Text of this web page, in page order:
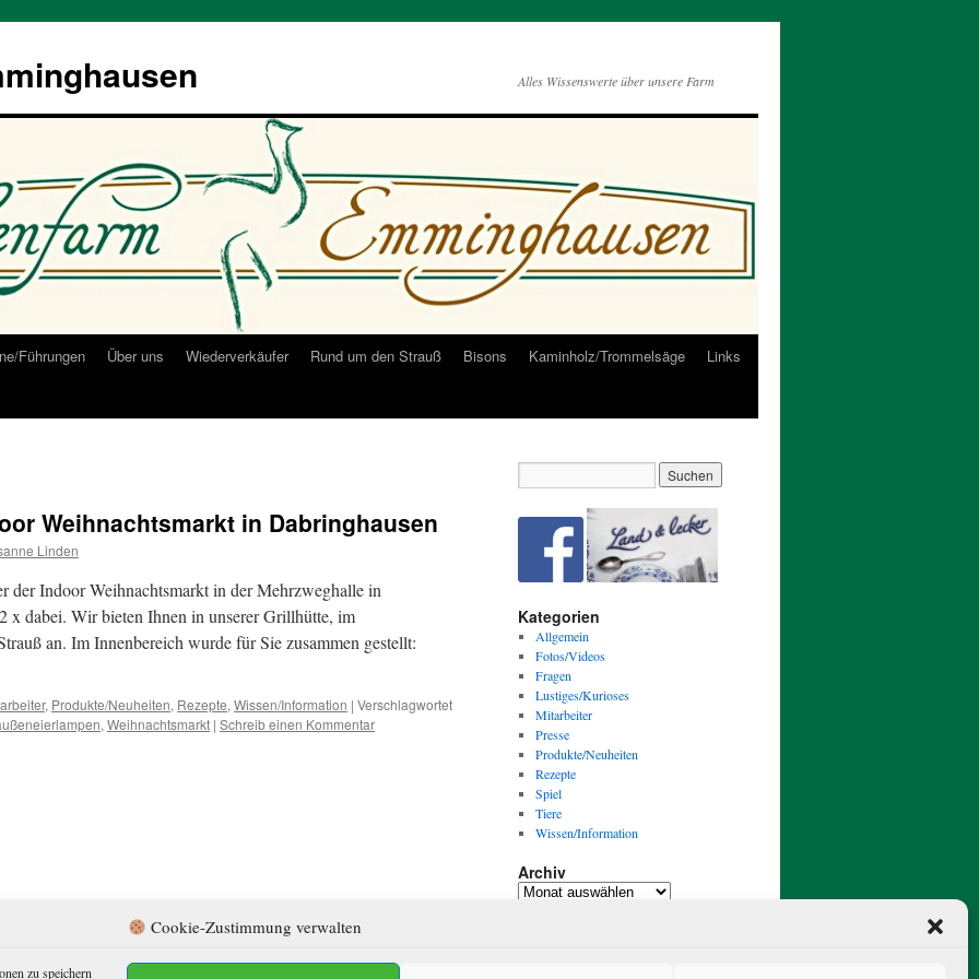
Cookie-Zustimmung verwalten
zu speichern
Alles Wissenswerte über unsere Farm
Führungen Über uns Wiederverkäufer Rund um den Strauß Bisons Kaminholz/Trommelsäge
Links
Weihnachtsmarkt in Dabringhausen
Linden
der Indoor Weihnachtsmarkt in der Mehrzweghalle in
x dabei. Wir bieten Ihnen in unserer Grillhütte, im
an. Im Innenbereich wurde für Sie zusammen gestellt:
, Produkte/Neuheiten, Rezepte, Wissen/Information | Verschlagwortet
, Weihnachtsmarkt | Schreib einen Kommentar
Kategorien
Allgemein
Fotos/Videos
Fragen
Lustiges/Kurioses
Mitarbeiter
Presse
Produkte/Neuheiten
Rezepte
Spiel
Tiere
Wissen/Information
Archiv
Archiv